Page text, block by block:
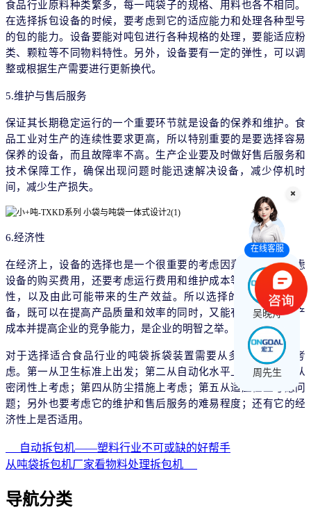
食品行业原料种类繁多，每一吨袋子的规格、用料也各不相同。
在选择拆包设备的时候，要考虑到它的适应能力和处理各种型号
的包的能力。设备要能对吨包进行各种规格的处理，要能适应粉
类、颗粒等不同物料特性。另外，设备要有一定的弹性，可以调
整或根据生产需要进行更新换代。
5.维护与售后服务
保证其长期稳定运行的一个重要环节就是设备的保养和维护。食
品工业对生产的连续性要求更高，所以特别重要的是要选择容易
保养的设备，而且故障率不高。生产企业要及时做好售后服务和
技术保障工作，确保出现问题时能迅速解决设备，减少停机时
间，减少生产损失。
6.经济性
在经济上，设备的选择也是一个很重要的考虑因素，不能光考虑
设备的购买费用，还要考虑运行费用和维护成本等各方面的经济
性，以及由此可能带来的生产效益。所以选择的性价比高的设
备，既可以在提高产品质量和效率的同时，又能有效地节约生产
成本并提高企业的竞争能力，是企业的明智之举。
对于选择适合食品行业的吨袋拆袋装置需要从多个方面进行考
虑。第一从卫生标准上出发；第二从自动化水平上考虑；第三从
密闭性上考虑；第四从防尘措施上考虑；第五从适应性上考虑问
题；另外也要考虑它的维护和售后服务的难易程度；还有它的经
济性上是否适用。
自动拆包机——塑料行业不可或缺的好帮手
从吨袋拆包机厂家看物料处理拆包机
导航分类
在线客服
吴晚舟
周先生